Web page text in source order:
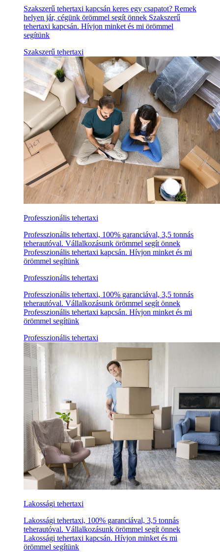
Szakszerű tehertaxi kapcsán keres egy csapatot? Remek
helyen jár, cégünk örömmel segít önnek Szakszerű
tehertaxi kapcsán. Hívjon minket és mi örömmel
segítünk
Szakszerű tehertaxi
Professzionális tehertaxi
Professzionális tehertaxi, 100% garanciával, 3,5 tonnás
teherautóval. Vállalkozásunk örömmel segít önnek
Professzionális tehertaxi kapcsán. Hívjon minket és mi
örömmel segítünk
Professzionális tehertaxi
Professzionális tehertaxi, 100% garanciával, 3,5 tonnás
teherautóval. Vállalkozásunk örömmel segít önnek
Professzionális tehertaxi kapcsán. Hívjon minket és mi
örömmel segítünk
Professzionális tehertaxi
Lakossági tehertaxi
Lakossági tehertaxi, 100% garanciával, 3,5 tonnás
teherautóval. Vállalkozásunk örömmel segít önnek
Lakossági tehertaxi kapcsán. Hívjon minket és mi
örömmel segítünk